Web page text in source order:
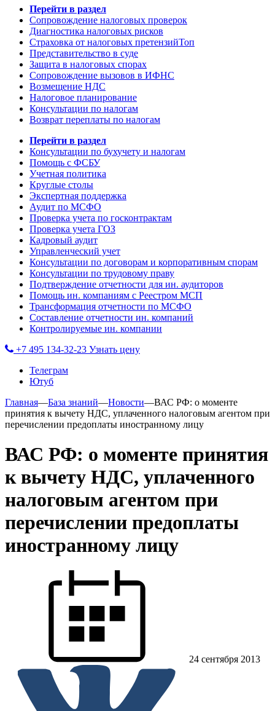
Перейти в раздел
Сопровождение налоговых проверок
Диагностика налоговых рисков
Страховка от налоговых претензийТоп
Представительство в суде
Защита в налоговых спорах
Сопровождение вызовов в ИФНС
Возмещение НДС
Налоговое планирование
Консультации по налогам
Возврат переплаты по налогам
Перейти в раздел
Консультации по бухучету и налогам
Помощь с ФСБУ
Учетная политика
Круглые столы
Экспертная поддержка
Аудит по МСФО
Проверка учета по госконтрактам
Проверка учета ГОЗ
Кадровый аудит
Управленческий учет
Консультации по договорам и корпоративным спорам
Консультации по трудовому праву
Подтверждение отчетности для ин. аудиторов
Помощь ин. компаниям с Реестром МСП
Трансформация отчетности по МСФО
Составление отчетности ин. компаний
Контролируемые ин. компании
+7 495 134-32-23 Узнать цену
Телеграм
Ютуб
Главная—База знаний—Новости—ВАС РФ: о моменте
принятия к вычету НДС, уплаченного налоговым агентом при
перечислении предоплаты иностранному лицу
ВАС РФ: о моменте принятия
к вычету НДС, уплаченного
налоговым агентом при
перечислении предоплаты
иностранному лицу
24 сентября 2013